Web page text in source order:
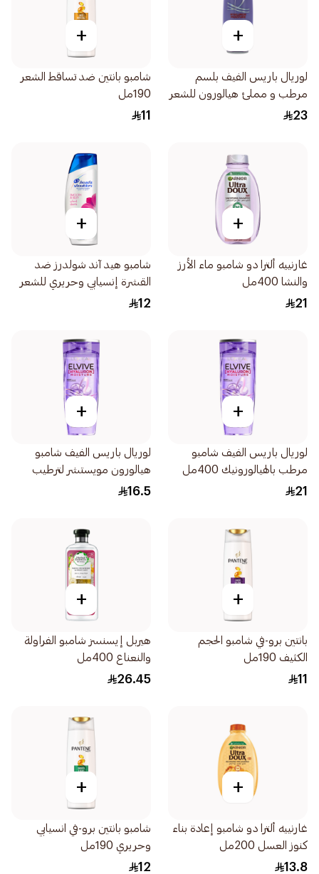
+
لوريال باريس الفيف بلسم
مرطب و مملئ هيالورون للشعر
الجاف وفاقد الترطيب - 360مل
23
+
شامبو بانتين ضد تساقط الشعر
190مل
11
+
غارنييه ألترا دو شامبو ماء الأرز
والنشا 400مل
21
+
شامبو هيد آند شولدرز ضد
القشرة إنسيابي وحريري للشعر
الجاف والمتطاير190مل
12
+
لوريال باريس الفيف شامبو
مرطب بالهيالورونيك 400مل
21
+
لوريال باريس الفيف شامبو
هيالورون مويستشر لترطيب
وتغذية الشعر 200مل
16.5
+
بانتين برو-في شامبو الحجم
الكثيف 190مل
11
+
هيربل إيسنسز شامبو الفراولة
والنعناع 400مل
26.45
+
غارنييه ألترا دو شامبو إعادة بناء
كنوز العسل 200مل
13.8
+
شامبو بانتين برو-في انسيابي
وحريري 190مل
12